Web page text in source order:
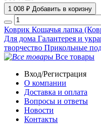
1 008 ₽ Добавить в коризну
Коврик Кошачья лапка
Для дома Галантерея и
творчество Прикольные
Все товары
Вход/Регистрация
О компании
Доставка и оплата
Вопросы и ответы
Новости
Контакты